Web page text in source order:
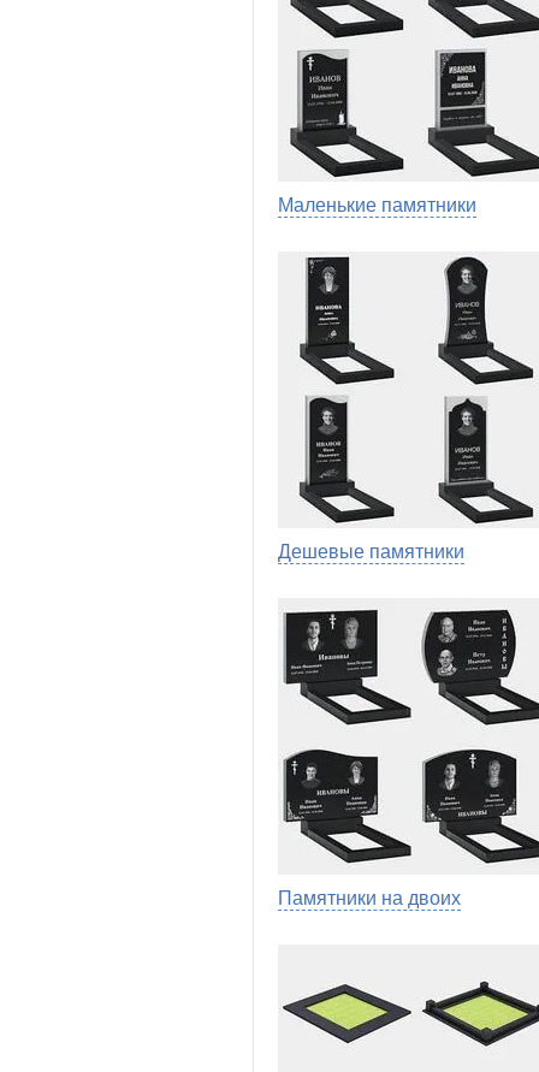
Маленькие памятники
Дешевые памятники
Памятники на двоих